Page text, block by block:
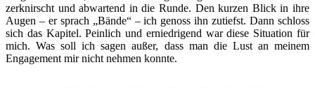
zerknirscht und abwartend in die Runde. Den kurzen Blick in ihre
Augen – er sprach „Bände“ – ich genoss ihn zutiefst.Dann schloss
sich das Kapitel.Peinlich und erniedrigend war diese Situation für
mich. Was soll ich sagen außer, dass man die Lust an meinem
Engagement mir nicht nehmen konnte.